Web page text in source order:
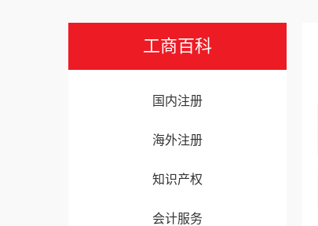
工商百科
国内注册
海外注册
知识产权
会计服务